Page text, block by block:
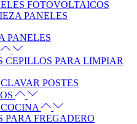
FOTOVOLTAICOS
PANELES
PANELES
CEPILLOS PARA LIMPIAR
POSTES
PARA FREGADERO